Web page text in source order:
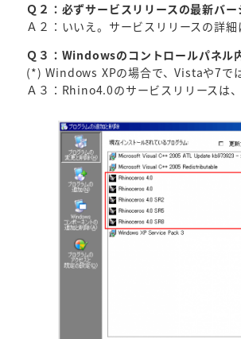
Ｑ２：必ずサービスリリースの最新バ
Ａ２：いいえ。サービスリリースの詳
Ｑ３：Windowsのコントロールパネル
(*) Windows XPの場合で、Vistaや7で
Ａ３：Rhino4.0のサービスリリースは